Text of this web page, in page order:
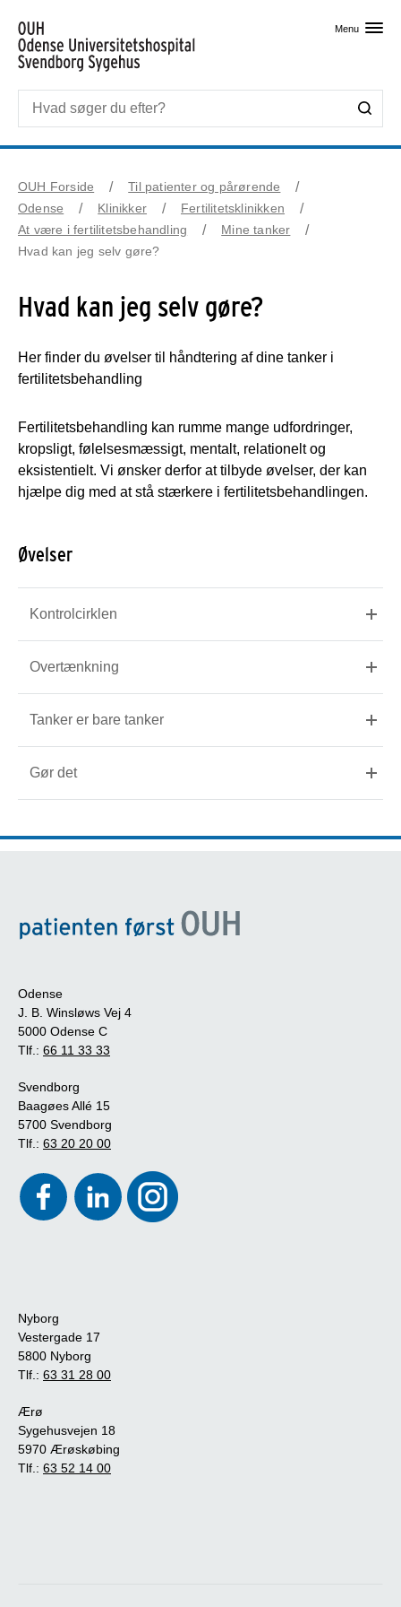
Menu
OUH Forside
Til patienter og pårørende
Odense
Klinikker
Fertilitetsklinikken
At være i fertilitetsbehandling
Mine tanker
Hvad kan jeg selv gøre?
Hvad kan jeg selv gøre?
Her finder du øvelser til håndtering af dine tanker i
fertilitetsbehandling
Fertilitetsbehandling kan rumme mange udfordringer,
kropsligt, følelsesmæssigt, mentalt, relationelt og
eksistentielt. Vi ønsker derfor at tilbyde øvelser, der kan
hjælpe dig med at stå stærkere i fertilitetsbehandlingen.
Øvelser
Kontrolcirklen
Overtænkning
Tanker er bare tanker
Gør det
Odense
J. B. Winsløws Vej 4
5000 Odense C
Tlf.: 66 11 33 33
Svendborg
Baagøes Allé 15
5700 Svendborg
Tlf.: 63 20 20 00
Nyborg
Vestergade 17
5800 Nyborg
Tlf.: 63 31 28 00
Ærø
Sygehusvejen 18
5970 Ærøskøbing
Tlf.: 63 52 14 00